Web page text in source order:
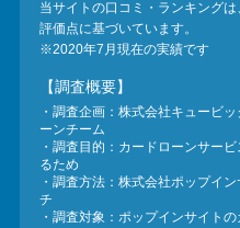
に悩む
い理由
質屋で
やシス
較
当サイトの口コミ・ランキング
評価点に基づいています。
※2020年7月現在の実績です
【調査概要】
・調査企画：株式会社キュー
ーンチーム
・調査目的：カードローンサー
るため
・調査方法：株式会社ポップイ
チ
・調査対象：ポップインサイト